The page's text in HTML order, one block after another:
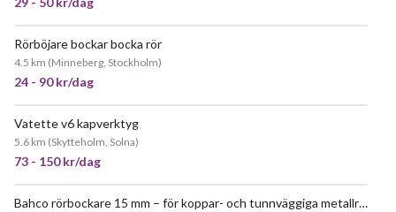
Rörböjare bockar bocka rör
4.5 km (Minneberg, Stockholm)
24 - 90 kr/dag
Vatette v6 kapverktyg
5.6 km (Skytteholm, Solna)
73 - 150 kr/dag
Bahco rörbockare 15 mm – för koppar- och tunnväggiga metallrör